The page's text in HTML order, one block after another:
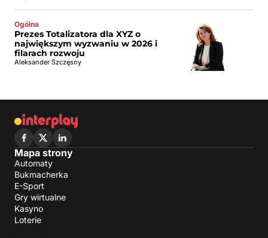
Ogólna
Prezes Totalizatora dla XYZ o
największym wyzwaniu w 2026 i
filarach rozwoju
Aleksander Szczęsny
Mapa strony
Automaty
Bukmacherka
E-Sport
Gry wirtualne
Kasyno
Loterie